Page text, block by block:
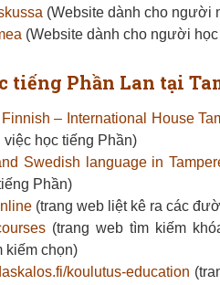
(Website dành cho người
(Website dành cho người
tiếng Phần Lan tại
– International House
việc học tiếng Phần)
Swedish language in
Phần)
(trang web liệt kê ra các
(trang web tìm kiếm
kiếm chọn)
koulutus-education